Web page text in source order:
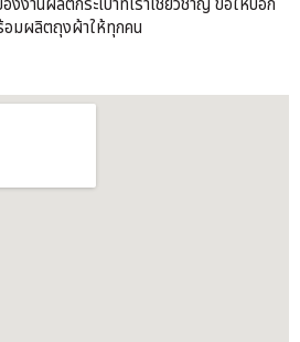
อมผลิตถุงผ้าให้ทุกคน